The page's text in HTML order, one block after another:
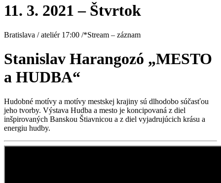
11. 3. 2021 – Štvrtok
Bratislava / ateliér 17:00 /*Stream – záznam
Stanislav Harangozó „MESTO
a HUDBA“
Hudobné motívy a motívy mestskej krajiny sú dlhodobo súčasťou
jeho tvorby. Výstava Hudba a mesto je koncipovaná z diel
inšpirovaných Banskou Štiavnicou a z diel vyjadrujúcich krásu a
energiu hudby.